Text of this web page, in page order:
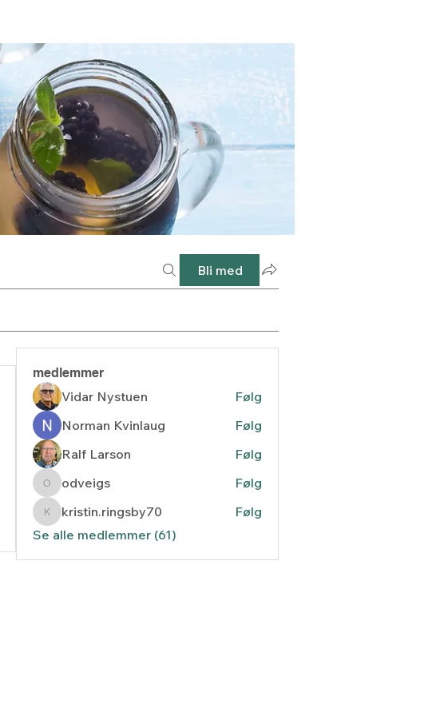
Bli med
medlemmer
Vidar Nystuen
Følg
Norman Kvinlaug
Følg
Ralf Larson
Følg
odveigs
odveigs Følg
kristin.ringsby70
kristin.ringsby70
Følg
Se alle medlemmer (61)